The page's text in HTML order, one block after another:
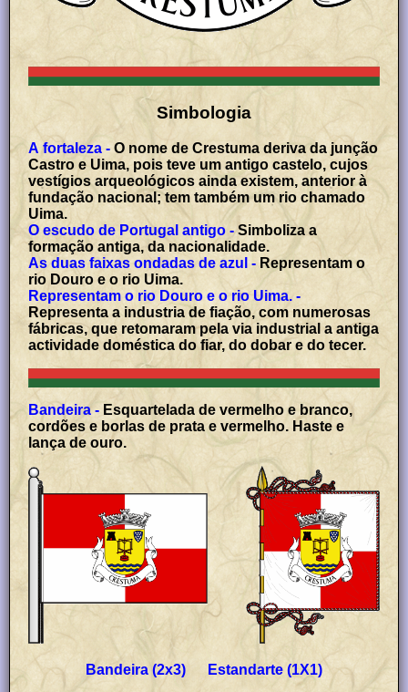
Simbologia
A fortaleza - O nome de Crestuma deriva da junção
Castro e Uima, pois teve um antigo castelo, cujos
vestígios arqueológicos ainda existem, anterior à
fundação nacional; tem também um rio chamado
Uima.
O escudo de Portugal antigo -Simboliza a
formação antiga, da nacionalidade.
As duas faixas ondadas de azul -Representam o
rio Douro e o rio Uima.
Representam o rio Douro e o rio Uima. -
Representa a industria de fiação, com numerosas
fábricas, que retomaram pela via industrial a antiga
actividade doméstica do fiar, do dobar e do tecer.
Bandeira - Esquartelada de vermelho e branco,
cordões e borlas de prata e vermelho. Haste e
lança de ouro.
Bandeira (2x3) Estandarte (1X1)